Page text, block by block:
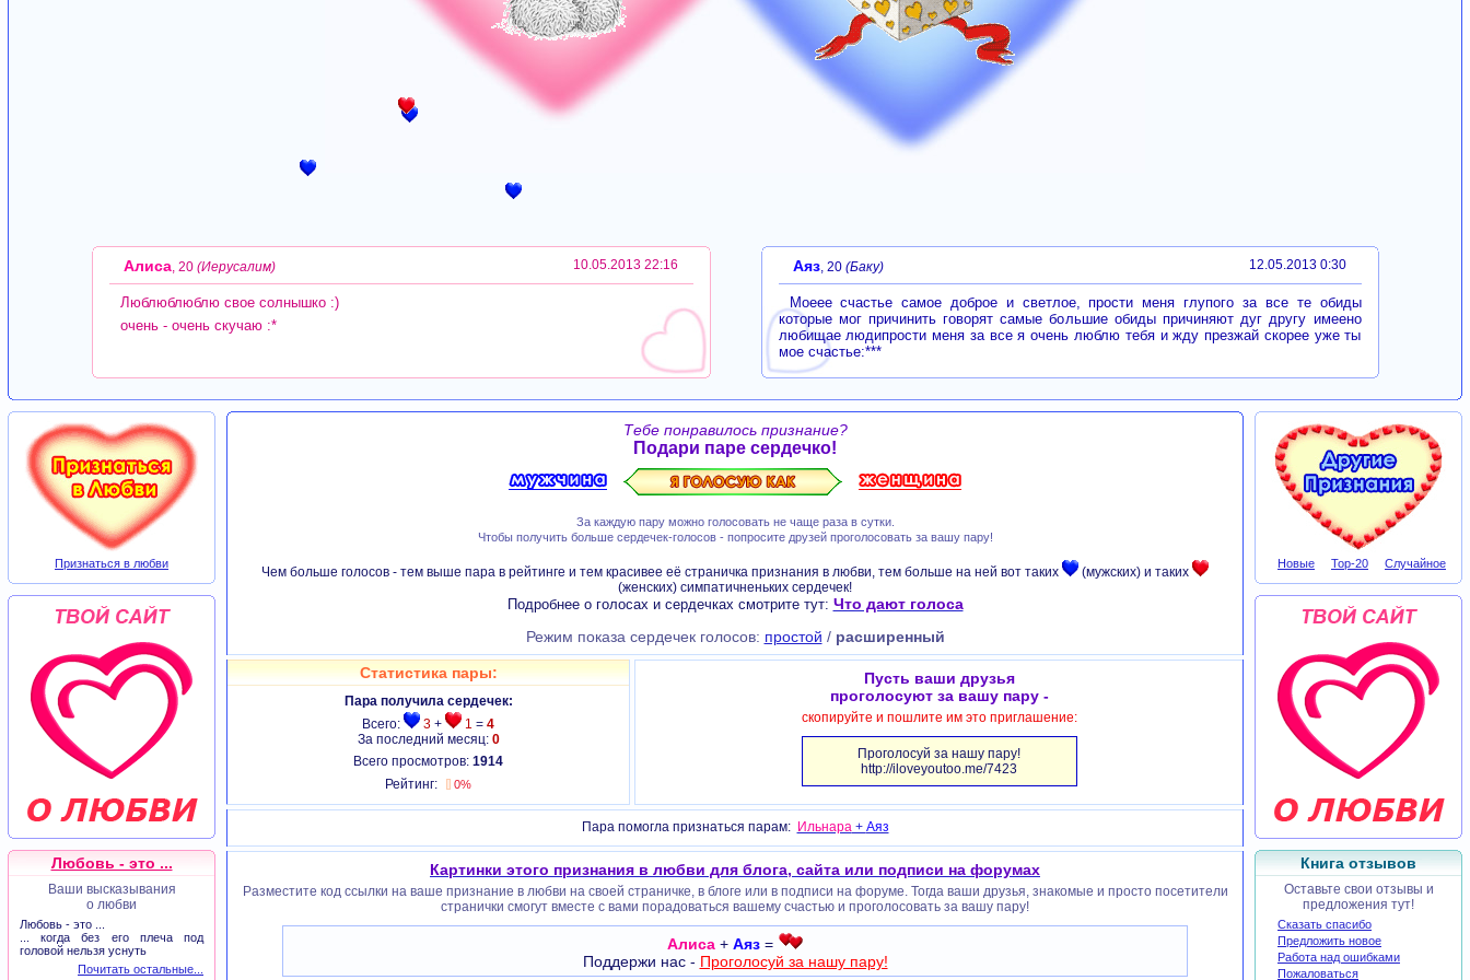
Алиса, 20 (Иерусалим) 10.05.2013 22:16
Люблюблюблю свое солнышко :)
очень - очень скучаю :*
Аяз, 20 (Баку) 12.05.2013 0:30
Моеее счастье самое доброе и светлое, прости меня глупого за все те обиды
которые мог причинить говорят самые большие обиды причиняют дуг другу имеено
любищае людипрости меня за все я очень люблю тебя и жду презжай скорее уже ты
мое счастье:***
Признаться в любви
Любовь - это ...
Ваши высказывания
о любви
Любовь - это ...
... когда без его плеча под
головой нельзя уснуть
Почитать остальные...
Тебе понравилось признание?
Подари паре сердечко!
За каждую пару можно голосовать не чаще раза в сутки.
Чтобы получить больше сердечек-голосов - попросите друзей проголосовать за вашу пару!
Чем больше голосов - тем выше пара в рейтинге и тем красивее её страничка признания в любви, тем больше на ней вот таких
(мужских) и таких
(женских) симпатичненьких сердечек!
Подробнее о голосах и сердечках смотрите тут: Что дают голоса
Режим показа сердечек голосов: простой / расширенный
Статистика пары:
Пара получила сердечек:
Всего:
3 + 1 = 4
За последний месяц: 0
Всего просмотров: 1914
Рейтинг:
0%
Пусть ваши друзья
проголосуют за вашу пару -
скопируйте и пошлите им это приглашение:
Проголосуй за нашу пару!
http://iloveyoutoo.me/7423
Пара помогла признаться парам: Ильнара+ Аяз
Картинки этого признания в любви для блога, сайта или подписи на форумах
Разместите код ссылки на ваше признание в любви на своей страничке, в блоге или в подписи на форуме. Тогда ваши друзья, знакомые и просто посетители
странички смогут вместе с вами порадоваться вашему счастью и проголосовать за вашу пару!
Алиса+ Аяз=
Поддержи нас - Проголосуй за нашу пару!
Новые Top-20 Случайное
Книга отзывов
Оставьте свои отзывы и
предложения тут!
Сказать спасибо
Предложить новое
Работа над ошибками
Пожаловаться